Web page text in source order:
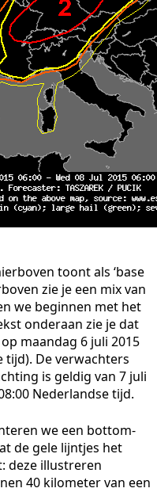
toont als ‘base
zie je een mix van
we beginnen met het
onderaan zie je dat
maandag 6 juli 2015
tijd). De verwachters
is geldig van 7 juli
Nederlandse tijd.
we een bottom-
de gele lijntjes het
deze illustreren
40 kilometer van een